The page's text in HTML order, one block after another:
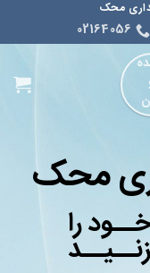
محک
02164056
محک
را